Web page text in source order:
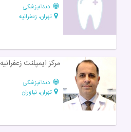
دندانپزشکی
تهران، زعفرانیه
مرکز ایمپلنت زعفرانیه
دندانپزشکی
تهران، نیاوران